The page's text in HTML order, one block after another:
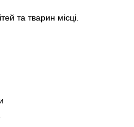
та тварин місці.